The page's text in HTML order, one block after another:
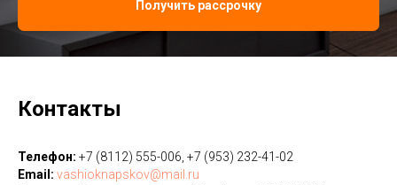
Получить рассрочку
Контакты
Телефон: +7 (8112) 555-006, +7 (953) 232-41-02
Email: vashioknapskov@mail.ru